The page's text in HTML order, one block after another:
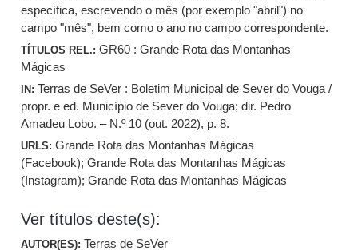
específica, escrevendo o mês (por exemplo "abril") no
campo "mês", bem como o ano no campo correspondente.
TÍTULOS REL.:GR60 : Grande Rota das Montanhas
Mágicas
IN: Terras de SeVer : Boletim Municipal de Sever do Vouga /
propr. e ed. Município de Sever do Vouga; dir. Pedro
Amadeu Lobo. – N.º 10 (out. 2022), p. 8.
URLS:Grande Rota das Montanhas Mágicas
(Facebook);Grande Rota das Montanhas Mágicas
(Instagram);Grande Rota das Montanhas Mágicas
Ver títulos deste(s):
AUTOR(ES): Terras de SeVer